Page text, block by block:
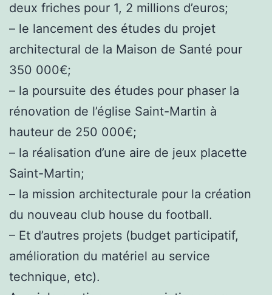
deux friches pour 1, 2 millions d’euros;
– le lancement des études du projet
architectural de la Maison de Santé pour
350 000€;
– la poursuite des études pour phaser la
rénovation de l’église Saint-Martin à
hauteur de 250 000€;
– la réalisation d’une aire de jeux placette
Saint-Martin;
– la mission architecturale pour la création
du nouveau club house du football.
– Et d’autres projets (budget participatif,
amélioration du matériel au service
technique, etc).